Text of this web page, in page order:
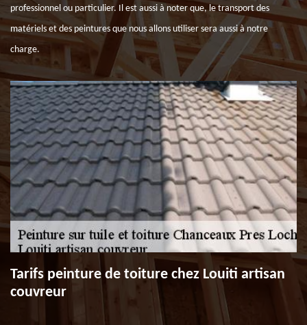
professionnel ou particulier. Il est aussi à noter que, le transport des
matériels et des peintures que nous allons utiliser sera aussi à notre
charge.
Tarifs peinture de toiture chez Louiti artisan
couvreur